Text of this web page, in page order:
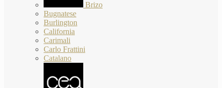
Brizo
Bugnatese
Burlington
California
Carimali
Carlo Frattini
Catalano